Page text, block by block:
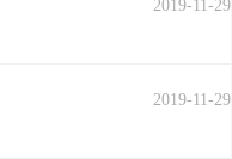
2019-11-29
2019-11-29